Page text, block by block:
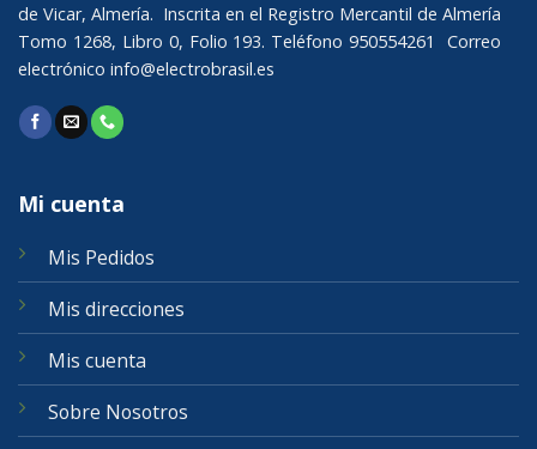
de Vicar, Almería. Inscrita en el Registro Mercantil de Almería
Tomo 1268, Libro 0, Folio 193. Teléfono 950554261 Correo
electrónico info@electrobrasil.es
Mi cuenta
Mis Pedidos
Mis direcciones
Mis cuenta
Sobre Nosotros